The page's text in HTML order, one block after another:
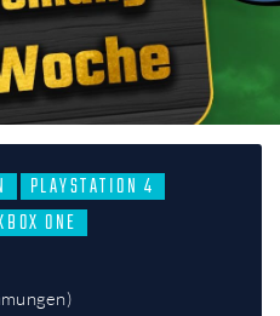
PLAYSTATION 4
ONE
)